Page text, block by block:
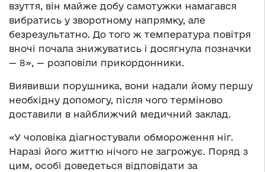
взуття, він майже добу самотужки намагався
вибратись у зворотному напрямку, але
безрезультатно. До того ж температура повітря
вночі почала знижуватись і досягнула позначки
— 8», — розповіли прикордонники.
Виявивши порушника, вони надали йому першу
необхідну допомогу, після чого терміново
доставили в найближчий медичний заклад.
«У чоловіка діагностували обмороження ніг.
Наразі його життю нічого не загрожує. Поряд з
цим, особі доведеться відповідати за